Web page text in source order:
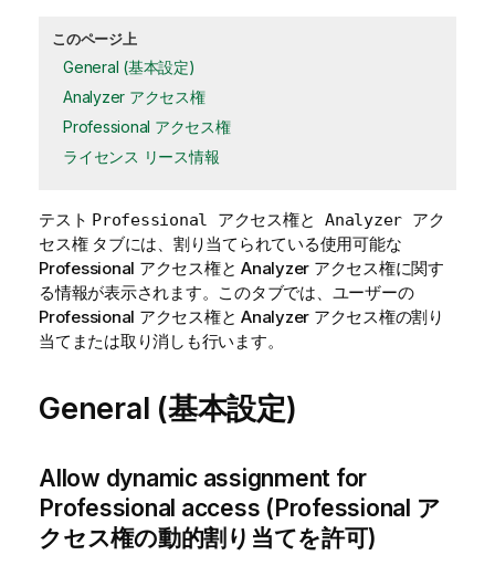
このページ上
General (基本設定)
Analyzer アクセス権
Professional アクセス権
ライセンス リース情報
テスト Professional アクセス権と Analyzer アク
セス権タブには、割り当てられている使用可能な
Professional アクセス権と Analyzer アクセス権に関す
る情報が表示されます。このタブでは、ユーザーの
Professional アクセス権と Analyzer アクセス権の割り
当てまたは取り消しも行います。
General (基本設定)
Allow dynamic assignment for
Professional access (Professional ア
クセス権の動的割り当てを許可)